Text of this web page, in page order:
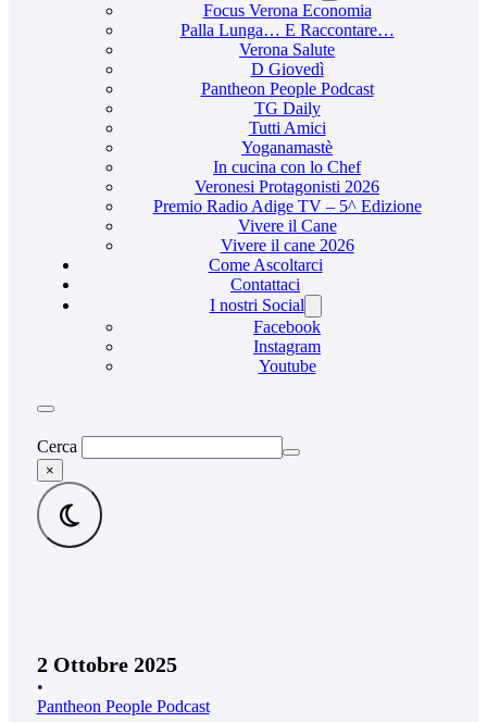
Focus Verona Economia
Palla Lunga… E Raccontare…
Verona Salute
D Giovedì
Pantheon People Podcast
TG Daily
Tutti Amici
Yoganamastè
In cucina con lo Chef
Veronesi Protagonisti 2026
Premio Radio Adige TV – 5^ Edizione
Vivere il Cane
Vivere il cane 2026
Come Ascoltarci
Contattaci
I nostri Social
Facebook
Instagram
Youtube
Cerca
×
2 Ottobre 2025
•
Pantheon People Podcast